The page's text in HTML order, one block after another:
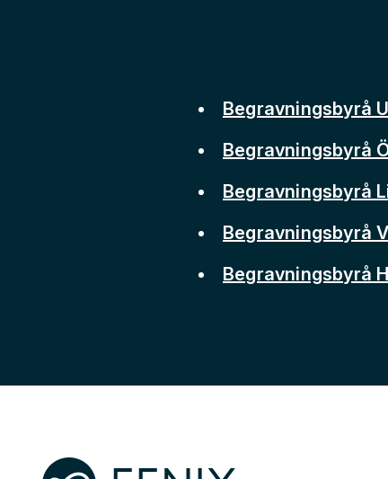
Begravningsbyrå
Begravningsbyrå
Begravningsbyrå
Begravningsbyrå
Begravningsbyrå